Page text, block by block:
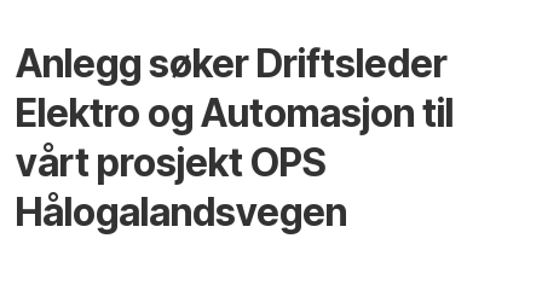
Anlegg søker Driftsleder
Elektro og Automasjon til
vårt prosjekt OPS
Hålogalandsvegen